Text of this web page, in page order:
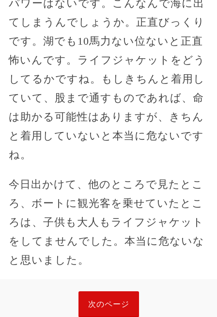
パワーはないです。こんなんで海に出
てしまうんでしょうか。正直びっくり
です。湖でも10馬力ない位ないと正直
怖いんです。ライフジャケットをどう
してるかですね。もしきちんと着用し
ていて、股まで通すものであれば、命
は助かる可能性はありますが、きちん
と着用していないと本当に危ないです
ね。
今日出かけて、他のところで見たとこ
ろ、ボートに観光客を乗せていたとこ
ろは、子供も大人もライフジャケット
をしてませんでした。本当に危ないな
と思いました。
次のページ